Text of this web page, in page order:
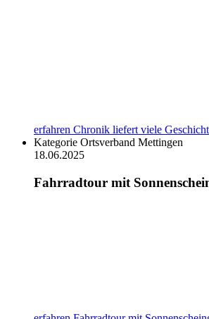
erfahren Chronik liefert viele
Kategorie Ortsverband Mettingen
18.06.2025
Fahrradtour mit